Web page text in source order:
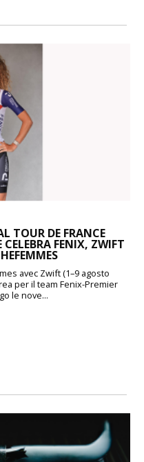
TOUR DE FRANCE
FENIX, ZWIFT
avec Zwift (1–9 agosto
per il team Fenix-Premier
le nove...